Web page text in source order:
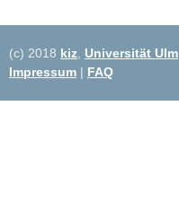
(c) 2018 kiz Universität Ulm
Impressum | FAQ